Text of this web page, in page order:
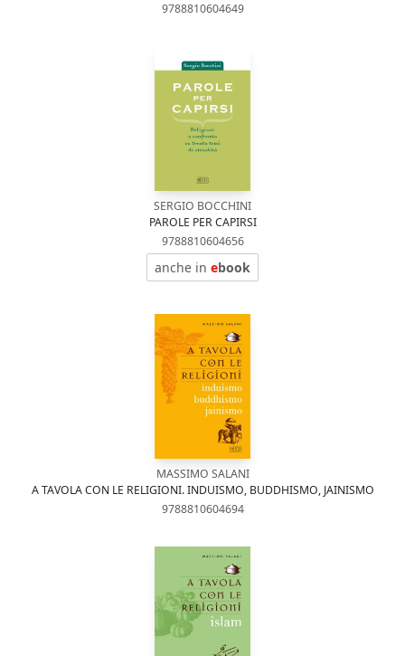
9788810604649
SERGIO BOCCHINI
PAROLE PER CAPIRSI
9788810604656
anche in ebook
MASSIMO SALANI
A TAVOLA CON LE RELIGIONI. INDUISMO, BUDDHISMO, JAINISMO
9788810604694